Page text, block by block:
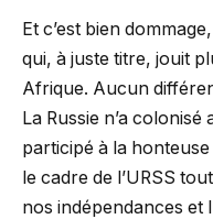
Et c’est bien
qui, à juste titre, jouit
Afrique. Aucun
La Russie n’a
participé à la
le cadre de l’URSS
nos indépendances et